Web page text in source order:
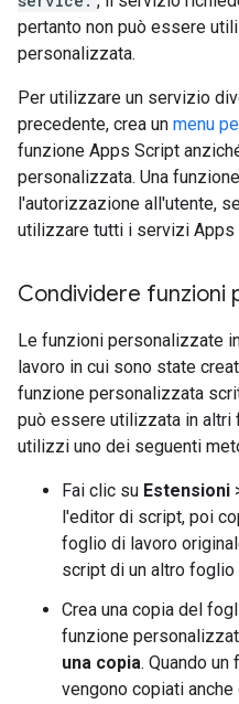
pertanto non può essere
personalizzata.
Per utilizzare un servizio
precedente, crea un menu
funzione Apps Script
personalizzata. Una
l'autorizzazione all'utente,
utilizzare tutti i servizi Apps
Condividere funzioni
Le funzioni personalizzate
lavoro in cui sono state
funzione personalizzata
può essere utilizzata in altri
utilizzi uno dei seguenti
Fai clic su Estensioni
l'editor di script, poi
foglio di lavoro
script di un altro foglio
Crea una copia del
funzione
una copia. Quando
vengono copiati